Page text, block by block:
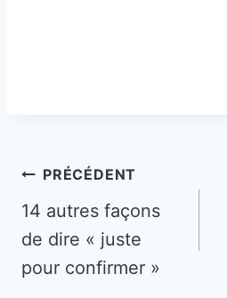
Navigation
de
l’article
PRÉCÉDENT
14 autres façons
de dire « juste
pour confirmer »